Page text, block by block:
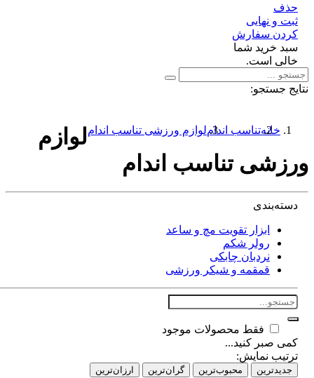
و نهایی
سفارش
خرید شما
است.
جستجو:
خانهتناسب انداملوازم ورزشی تناسب انداملوازم
تناسب اندام
ابزار تقویت مچ و ساعد
رولر شکم
نردبان چابکی
قمقمه و شیکر ورزشی
فقط محصولات موجود
صبر کنید...
نمایش:
محبوب‌ترین گران‌ترین ارزان‌ترین